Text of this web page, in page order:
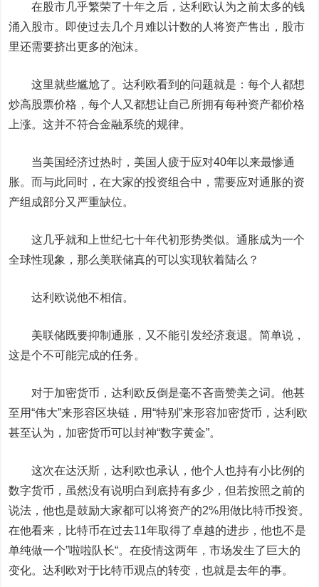
在股市几乎繁荣了十年之后，达利欧认为之前太多的钱
涌入股市。即使过去几个月难以计数的人将资产售出，股市
里还需要挤出更多的泡沫。
这里就些尴尬了。达利欧看到的问题就是：每个人都想
炒高股票价格，每个人又都想让自己所拥有每种资产都价格
上涨。这并不符合金融系统的规律。
当美国经济过热时，美国人疲于应对40年以来最惨通
胀。而与此同时，在大家的投资组合中，需要应对通胀的资
产组成部分又严重缺位。
这几乎就和上世纪七十年代初形势类似。通胀成为一个
全球性现象，那么美联储真的可以实现软着陆么？
达利欧说他不相信。
美联储既要抑制通胀，又不能引发经济衰退。简单说，
这是个不可能完成的任务。
对于加密货币，达利欧反倒是毫不吝啬赞美之词。他甚
至用“伟大”来形容区块链，用“特别”来形容加密货币，达利欧
甚至认为，加密货币可以封神“数字黄金”。
这次在达沃斯，达利欧也承认，他个人也持有小比例的
数字货币，虽然没有说明白到底持有多少，但若按照之前的
说法，他也是鼓励大家都可以将资产的2%用做比特币投资。
在他看来，比特币在过去11年取得了卓越的进步，他也不是
单纯做一个”啦啦队长“。在疫情这两年，市场发生了巨大的
变化。达利欧对于比特币观点的转变，也就是去年的事。